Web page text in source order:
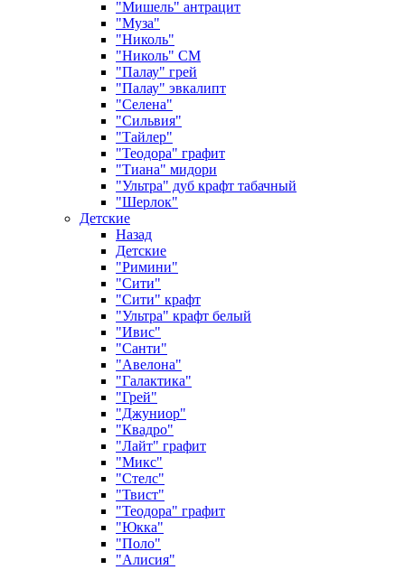
"Мишель" антрацит
"Муза"
"Николь"
"Николь" СМ
"Палау" грей
"Палау" эвкалипт
"Селена"
"Сильвия"
"Тайлер"
"Теодора" графит
"Тиана" мидори
"Ультра" дуб крафт табачный
"Шерлок"
Детские
Назад
Детские
"Римини"
"Сити"
"Сити" крафт
"Ультра" крафт белый
"Ивис"
"Санти"
"Авелона"
"Галактика"
"Грей"
"Джуниор"
"Квадро"
"Лайт" графит
"Микс"
"Стелс"
"Твист"
"Теодора" графит
"Юкка"
"Поло"
"Алисия"